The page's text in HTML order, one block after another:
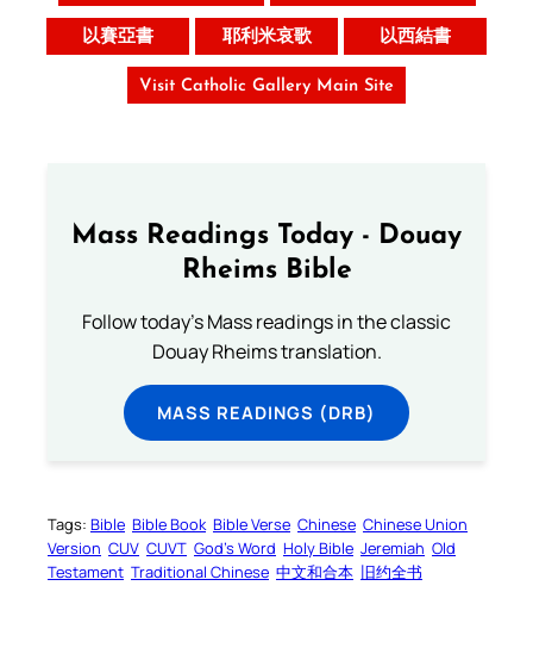
以賽亞書 耶利米哀歌 以西結書
Visit Catholic Gallery Main Site
Mass Readings Today - Douay
Rheims Bible
Follow today's Mass readings in the classic
Douay Rheims translation.
MASS READINGS (DRB)
Tags: Bible Bible Book Bible Verse Chinese Chinese Union
Version CUV CUVT God’s Word Holy Bible Jeremiah Old
Testament Traditional Chinese 中文和合本 旧约全书